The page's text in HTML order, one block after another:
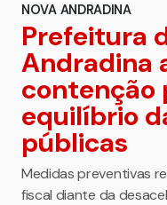
NOVA ANDRADINA
Prefeitura
Andradina
contenção
equilíbrio
públicas
Medidas preventivas
fiscal diante da